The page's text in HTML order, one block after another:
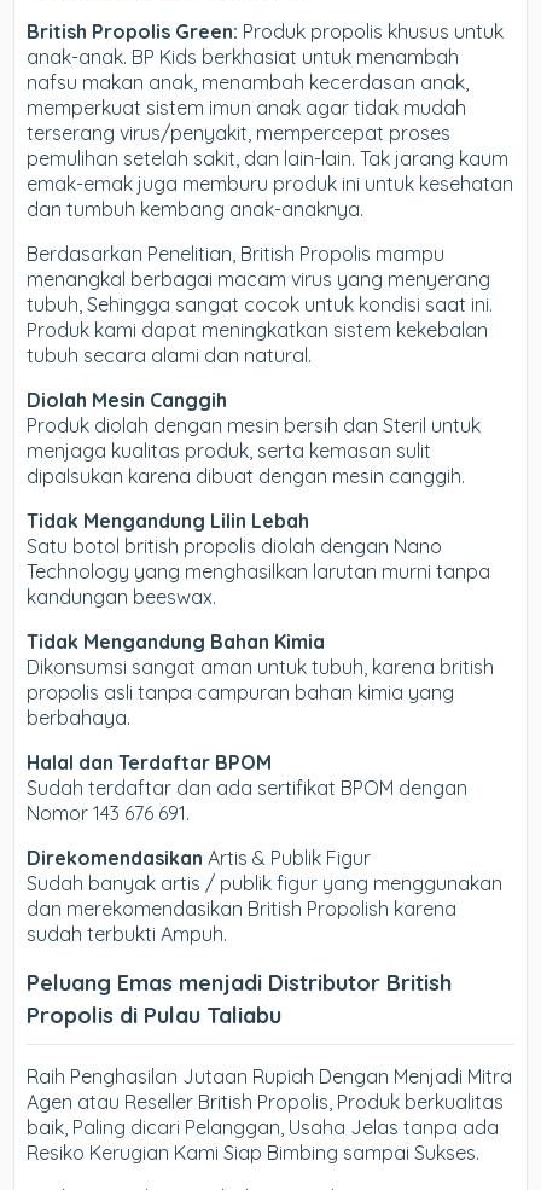
British Propolis Green: Produk propolis khusus untuk
anak-anak. BP Kids berkhasiat untuk menambah
nafsu makan anak, menambah kecerdasan anak,
memperkuat sistem imun anak agar tidak mudah
terserang virus/penyakit, mempercepat proses
pemulihan setelah sakit, dan lain-lain. Tak jarang kaum
emak-emak juga memburu produk ini untuk kesehatan
dan tumbuh kembang anak-anaknya.
Berdasarkan Penelitian, British Propolis mampu
menangkal berbagai macam virus yang menyerang
tubuh, Sehingga sangat cocok untuk kondisi saat ini.
Produk kami dapat meningkatkan sistem kekebalan
tubuh secara alami dan natural.
Diolah Mesin Canggih
Produk diolah dengan mesin bersih dan Steril untuk
menjaga kualitas produk, serta kemasan sulit
dipalsukan karena dibuat dengan mesin canggih.
Tidak Mengandung Lilin Lebah
Satu botol british propolis diolah dengan Nano
Technology yang menghasilkan larutan murni tanpa
kandungan beeswax.
Tidak Mengandung Bahan Kimia
Dikonsumsi sangat aman untuk tubuh, karena british
propolis asli tanpa campuran bahan kimia yang
berbahaya.
Halal dan Terdaftar BPOM
Sudah terdaftar dan ada sertifikat BPOM dengan
Nomor 143 676 691.
Direkomendasikan Artis & Publik Figur
Sudah banyak artis / publik figur yang menggunakan
dan merekomendasikan British Propolish karena
sudah terbukti Ampuh.
Peluang Emas menjadi Distributor British
Propolis di Pulau Taliabu
Raih Penghasilan Jutaan Rupiah Dengan Menjadi Mitra
Agen atau Reseller British Propolis, Produk berkualitas
baik, Paling dicari Pelanggan, Usaha Jelas tanpa ada
Resiko Kerugian Kami Siap Bimbing sampai Sukses.